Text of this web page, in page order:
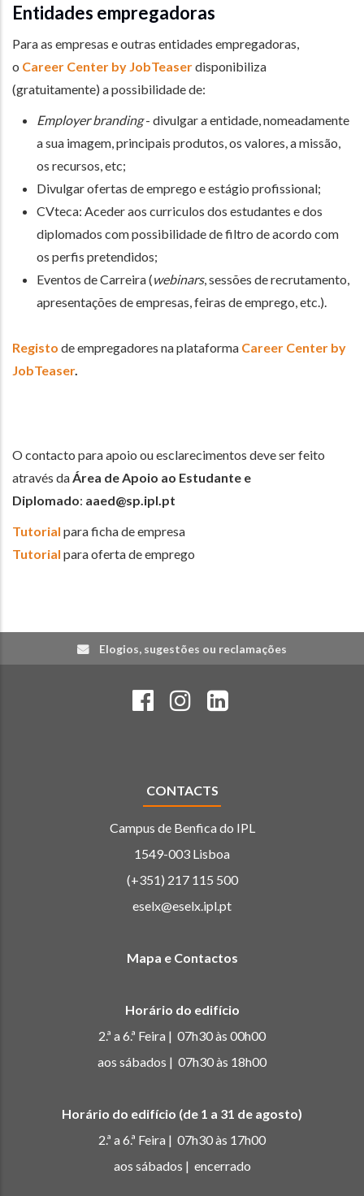
Entidades empregadoras
Para as empresas e outras entidades empregadoras,
o Career Center by JobTeaserdisponibiliza
(gratuitamente) a possibilidade de:
Employer branding- divulgar a entidade, nomeadamente
a sua imagem, principais produtos, os valores, a missão,
os recursos, etc;
Divulgar ofertas de emprego e estágio profissional;
CVteca: Aceder aos curriculos dos estudantes e dos
diplomados com possibilidade de filtro de acordo com
os perfis pretendidos;
Eventos de Carreira (webinars, sessões de recrutamento,
apresentações de empresas, feiras de emprego, etc.).
Registo de empregadores na plataforma Career Center by
JobTeaser.
O contacto para apoio ou esclarecimentos deve ser feito
através daÁrea de Apoio ao Estudante e
Diplomado: aaed@sp.ipl.pt
Tutorial para ficha de empresa
Tutorial para oferta de emprego
Elogios, sugestões ou reclamações
CONTACTS
Campus de Benfica do IPL
1549-003 Lisboa
(+351) 217 115 500
eselx@eselx.ipl.pt
Mapa e Contactos
Horário do edifício
2.ª a 6.ª Feira | 07h30 às 00h00
aos sábados | 07h30 às 18h00
Horário do edifício (de 1 a 31 de agosto)
2.ª a 6.ª Feira | 07h30 às 17h00
aos sábados | encerrado